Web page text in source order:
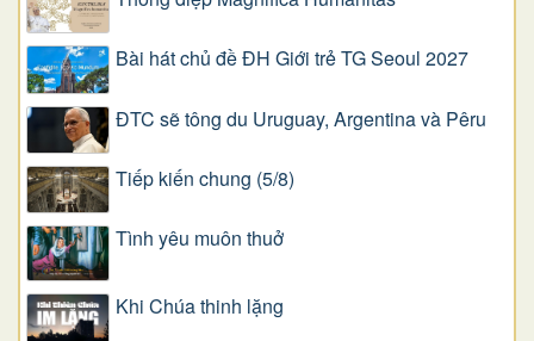
Bài hát chủ đề ĐH Giới trẻ TG Seoul 2027
ĐTC sẽ tông du Uruguay, Argentina và Pêru
Tiếp kiến chung (5/8)
Tình yêu muôn thuở
Khi Chúa thinh lặng